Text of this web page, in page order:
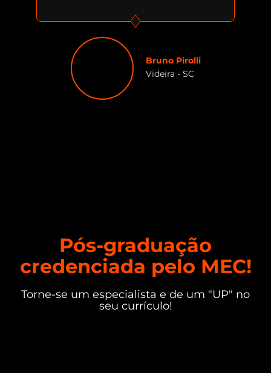
Bruno Pirolli
Videira - SC
Pós-graduação
credenciada pelo MEC!
Torne-se um especialista e de um "UP" no
seu currículo!